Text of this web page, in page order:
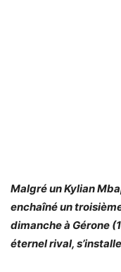
Malgré un Kylian
enchaîné un
dimanche à Gérone
éternel rival,